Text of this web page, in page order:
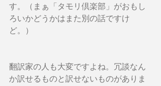
す。（まぁ「タモリ倶楽部」がおもし
ろいかどうかはまた別の話ですけ
ど。）
翻訳家の人も大変ですよね。冗談なん
か訳せるものと訳せないものがありま